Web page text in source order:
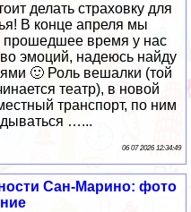
делать страховку для
В конце апреля мы
прошедшее время у нас
эмоций, надеюсь найду
🙂 Роль вешалки (той
театр), в новой
транспорт, по ним
…...
06 07 2026 12:34:49
Сан-Марино: фото